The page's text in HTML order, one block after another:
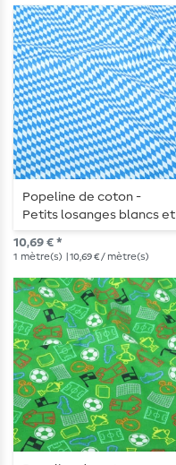
Popeline de coton -
Petits losanges blancs et
bleus
10,69 € *
1 mètre(s) | 10,69 € / mètre(s)